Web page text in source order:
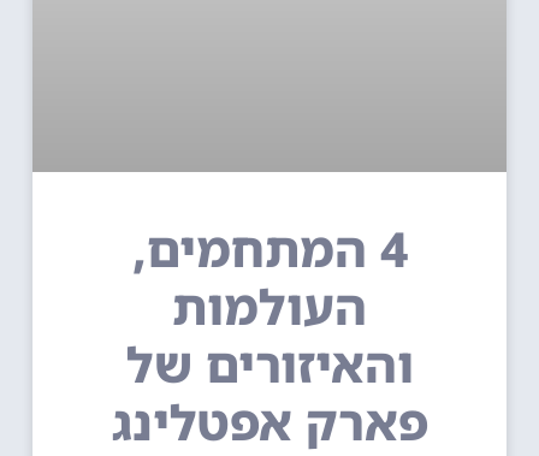
4 המתחמים,
העולמות
והאיזורים של
פארק אפטלינג